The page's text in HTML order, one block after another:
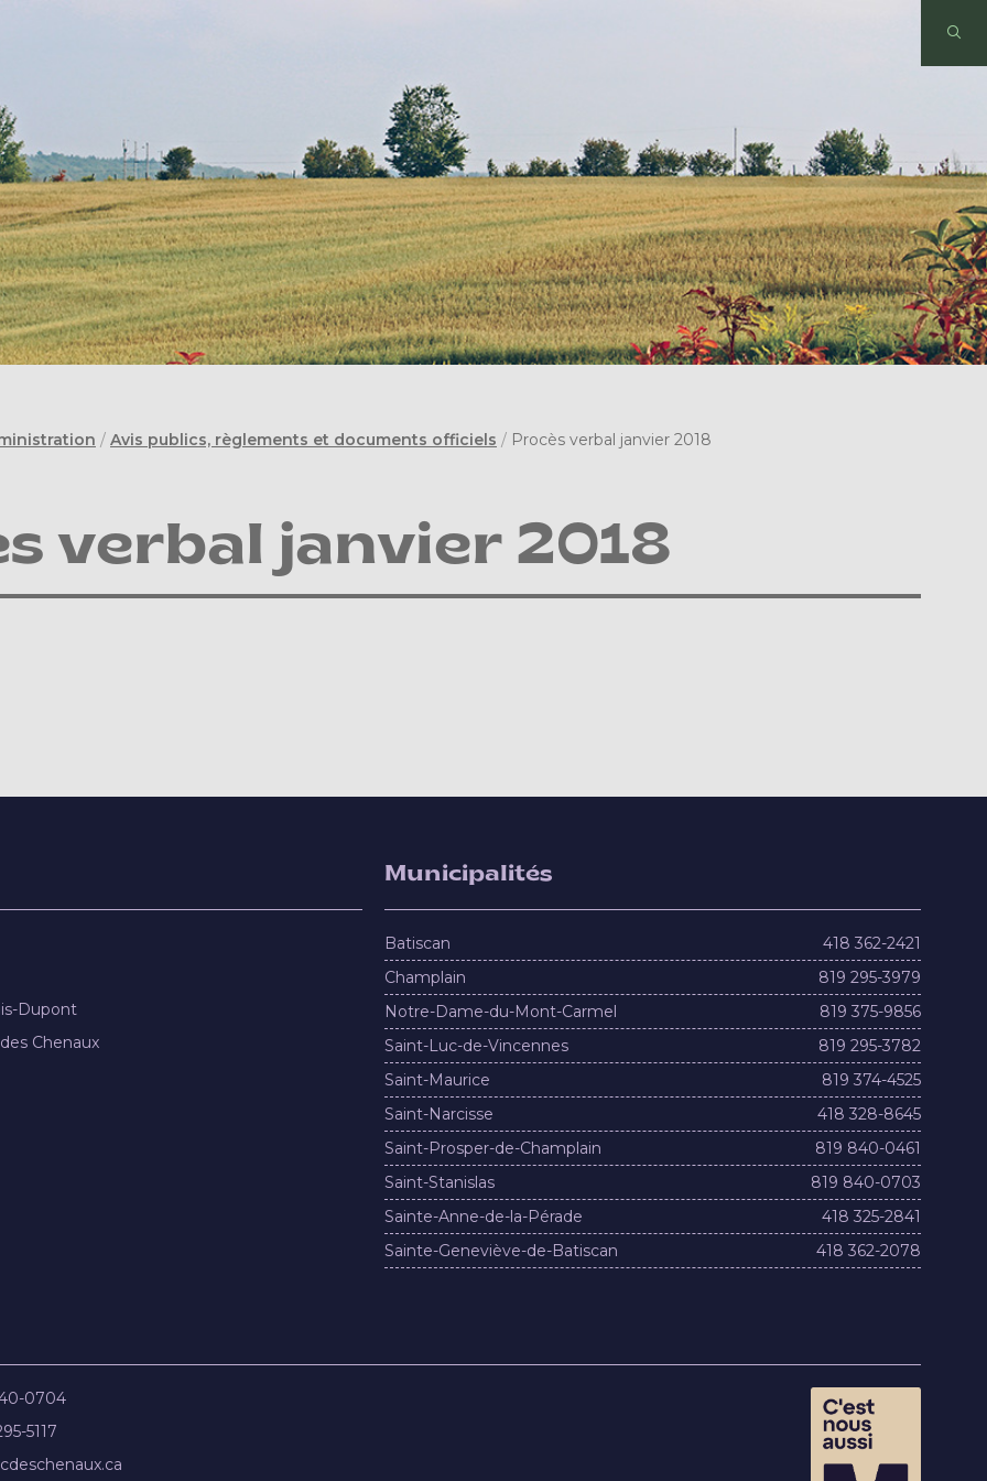
/ Avis publics, règlements et documents officiels / Procès verbal janvier 2018
verbal janvier 2018
Dupont
Chenaux
Municipalités
Batiscan
418 362-2421
Champlain
819 295-3979
Notre-Dame-du-Mont-Carmel
819 375-9856
Saint-Luc-de-Vincennes
819 295-3782
Saint-Maurice
819 374-4525
Saint-Narcisse
418 328-8645
Saint-Prosper-de-Champlain
819 840-0461
Saint-Stanislas
819 840-0703
Sainte-Anne-de-la-Pérade
418 325-2841
Sainte-Geneviève-de-Batiscan
418 362-2078
0704
5117